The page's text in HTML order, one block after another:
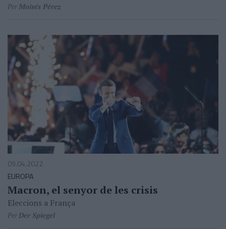
PerMoisés Pérez
09.04.2022
EUROPA
Macron, el senyor de les crisis
Eleccions a França
PerDer Spiegel